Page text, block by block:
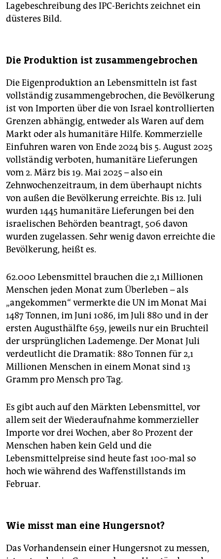
Lagebeschreibung des IPC-Berichts zeichnet ein
düsteres Bild.
Die Produktion ist zusammengebrochen
Die Eigenproduktion an Lebensmitteln ist fast
vollständig zusammengebrochen, die Bevölkerung
ist von Importen über die von Israel kontrollierten
Grenzen abhängig, entweder als Waren auf dem
Markt oder als humanitäre Hilfe. Kommerzielle
Einfuhren waren von Ende 2024 bis 5. August 2025
vollständig verboten, humanitäre Lieferungen
vom 2. März bis 19. Mai 2025 – also ein
Zehnwochenzeitraum, in dem überhaupt nichts
von außen die Bevölkerung erreichte. Bis 12. Juli
wurden 1445 humanitäre Lieferungen bei den
israelischen Behörden beantragt, 506 davon
wurden zugelassen. Sehr wenig davon erreichte die
Bevölkerung, heißt es.
62.000 Lebensmittel brauchen die 2,1 Millionen
Menschen jeden Monat zum Überleben – als
„angekommen“ vermerkte die UN im Monat Mai
1487 Tonnen, im Juni 1086, im Juli 880 und in der
ersten Augusthälfte 659, jeweils nur ein Bruchteil
der ursprünglichen Lademenge. Der Monat Juli
verdeutlicht die Dramatik: 880 Tonnen für 2,1
Millionen Menschen in einem Monat sind 13
Gramm pro Mensch pro Tag.
Es gibt auch auf den Märkten Lebensmittel, vor
allem seit der Wiederaufnahme kommerzieller
Importe vor drei Wochen, aber 80 Prozent der
Menschen haben kein Geld und die
Lebensmittelpreise sind heute fast 100-mal so
hoch wie während des Waffenstillstands im
Februar.
Wie misst man eine Hungersnot?
Das Vorhandensein einer Hungersnot zu messen,